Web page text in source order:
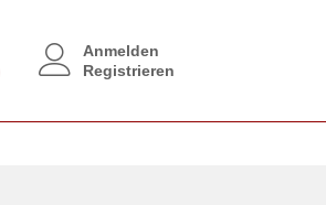
Anmelden
Registrieren